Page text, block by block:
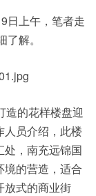
日上午，笔者走
解。
造的花样楼盘迎
员介绍，此楼
，南充远锦国
境的营造，适合
放式的商业街